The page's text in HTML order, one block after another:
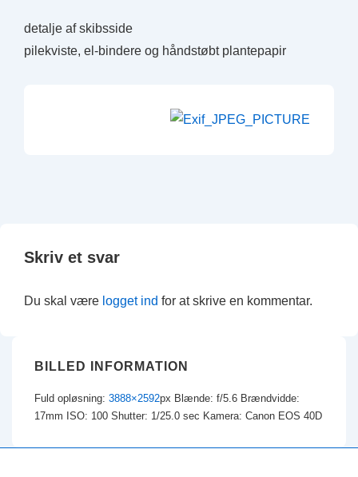
detalje af skibsside
pilekviste, el-bindere og håndstøbt plantepapir
Skriv et svar
Du skal være logget ind for at skrive en kommentar.
BILLED INFORMATION
Fuld opløsning: 3888×2592px Blænde: f/5.6 Brændvidde:
17mm ISO: 100 Shutter: 1/25.0 sec Kamera: Canon EOS 40D